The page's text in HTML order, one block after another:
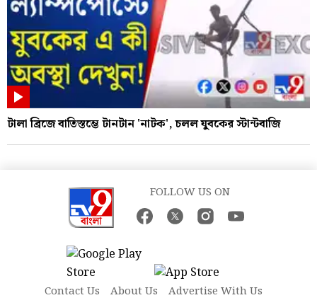
টালা ব্রিজে বাতিস্তম্ভে টানটান 'নাটক', চলল যুবকের স্টান্টবাজি
FOLLOW US ON
Contact Us About Us Advertise With Us